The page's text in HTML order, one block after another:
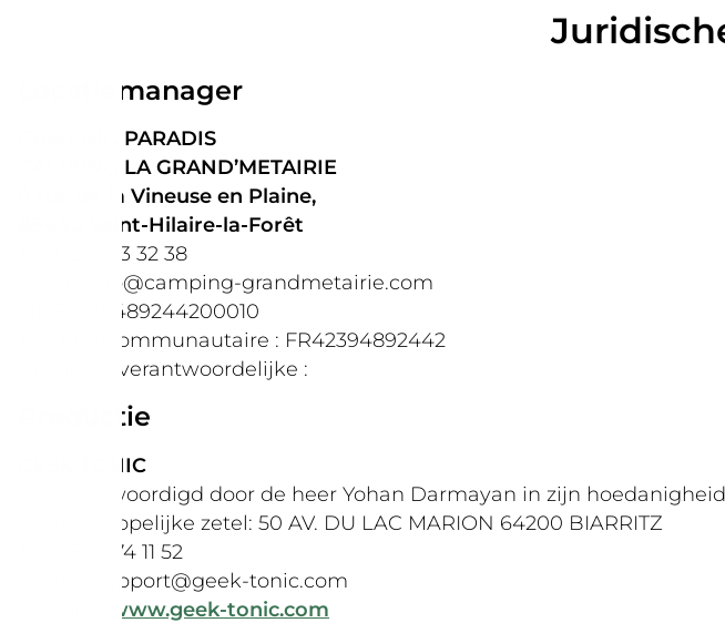
Locatiemanager
CAMPING PARADIS
CAMPING LA GRAND’METAIRIE
rue de la Vineuse en Plaine,
85440 Saint-Hilaire-la-Forêt
Tél. 02 51 33 32 38
Email: info@camping-grandmetairie.com
SIRET : 39489244200010
TVA Intracommunautaire : FR42394892442
Publicatieverantwoordelijke :
Productie
GEEK TONIC
Vertegenwoordigd door de heer Yohan Darmayan in zijn
Maatschappelijke zetel: 50 AV. DU LAC MARION 64200 BIARRITZ
Tel: 05 32 74 11 52
E-mail: support@geek-tonic.com
www.geek-tonic.com